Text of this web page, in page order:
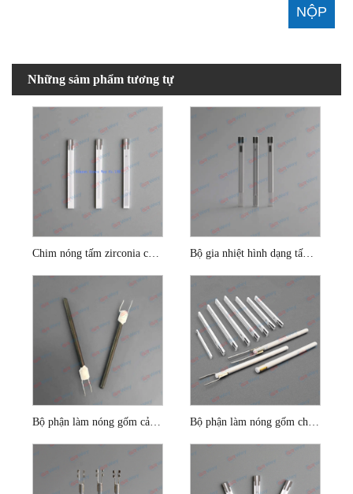
Những sảm phẩm tương tự
Chim nóng tấm zirconia cho cảm biến oxy Bộ gia nhiệt hình dạng tấm cho cảm biến Lambda
Bộ phận làm nóng gốm cảm biến oxy 1ohm Silicon Nitride Bộ phận làm nóng gốm cho cảm biến oxy ô tô